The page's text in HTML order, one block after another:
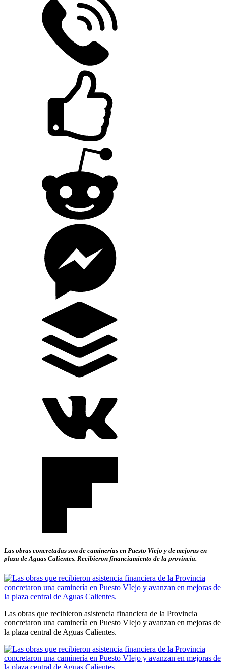
Las obras concretadas son de caminerías en Puesto Viejo y de mejoras en
plaza de Aguas Calientes. Recibieron financiamiento de la provincia.
Las obras que recibieron asistencia financiera de la Provincia
concretaron una caminería en Puesto VIejo y avanzan en mejoras de
la plaza central de Aguas Calientes.